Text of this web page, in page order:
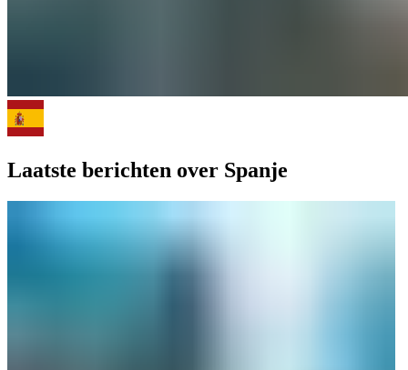
Laatste berichten over Spanje